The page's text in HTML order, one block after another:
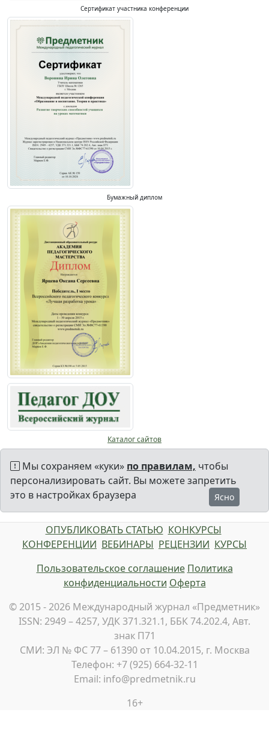
Сертификат участника конференции
Бумажный диплом
Каталог сайтов
Мы сохраняем «куки» по правилам, чтобы
персонализировать сайт. Вы можете запретить
это в настройках браузера
Ясно
ОПУБЛИКОВАТЬ СТАТЬЮ КОНКУРСЫ
КОНФЕРЕНЦИИ ВЕБИНАРЫ РЕЦЕНЗИИ КУРСЫ
Пользовательское соглашение Политика
конфиденциальности Оферта
© 2015 - 2026 Международный журнал «Предметник»
ISSN: 2949 – 4257, УДК 371.321.1, ББК 74.202.4, Авт.
знак П71
СМИ: ЭЛ № ФС 77 – 61390 от 10.04.2015, г. Москва
Телефон: +7 (925) 664-32-11
Email: info@predmetnik.ru
16+